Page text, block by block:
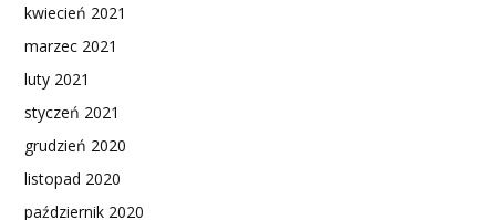
kwiecień 2021
marzec 2021
luty 2021
styczeń 2021
grudzień 2020
listopad 2020
październik 2020